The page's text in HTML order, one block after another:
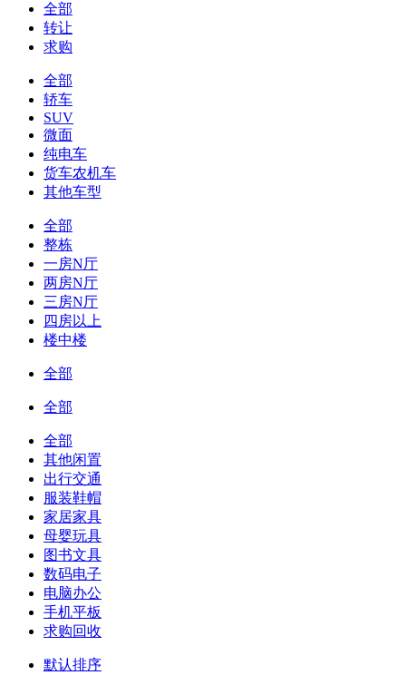
全部
转让
求购
全部
轿车
SUV
微面
纯电车
货车农机车
其他车型
全部
整栋
一房N厅
两房N厅
三房N厅
四房以上
楼中楼
全部
全部
全部
其他闲置
出行交通
服装鞋帽
家居家具
母婴玩具
图书文具
数码电子
电脑办公
手机平板
求购回收
默认排序